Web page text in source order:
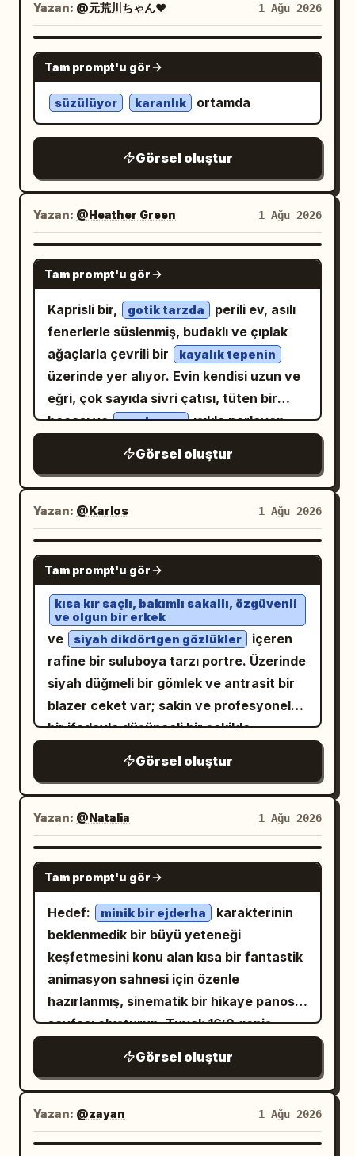
Yazan: @元荒川ちゃん❤ 1 Ağu 2026
NANO BANANA PRO
Tam prompt'u gör
süzülüyor karanlık ortamda
Görsel oluştur
Yazan: @Heather Green 1 Ağu 2026
NANO BANANA PRO
Tam prompt'u gör
Kaprisli bir, gotik tarzda
perili ev, asılı
fenerlerle süslenmiş, budaklı ve çıplak
ağaçlarla çevrili bir
kayalık tepenin
üzerinde yer alıyor. Evin kendisi uzun ve
eğri, çok sayıda sivri çatısı, tüten bir
bacası ve sıcak, sarı ışıkla parlayan
merdiven, basamakları büyük ve yaşlı bir
ağacın açıkta kalan kökleriyle kısmen
gizlenmiş bir şekilde, tepeden girişe
doğru kıvrılarak çıkıyor.
Görsel oluştur
Yazan: @Karlos 1 Ağu 2026
GPT IMAGE 2
Tam prompt'u gör
kısa kır saçlı, bakımlı sakallı, özgüvenli
ve olgun bir erkek
ve siyah dikdörtgen gözlükler
içeren
rafine bir suluboya tarzı portre. Üzerinde
siyah düğmeli bir gömlek ve antrasit bir
blazer ceket var; sakin ve profesyonel
bir ifadeyle düşünceli bir şekilde
kırık beyaz bir arka plan üzerinde sıcak
bej, gri ve sepya tonlarındaki zarif
suluboya sıçramalarıyla harmanlanmış
gerçekçi yüz detaylarına sahip olup
sofistike ve modern bir editoryal estetik
yaratıyor. Yüz hatları, ifade uyumu ve
gözlükler için yüklenen referans
görselleri kullanın. En boy oranı 10:21.
Görsel oluştur
Yazan: @Natalia 1 Ağu 2026
GPT IMAGE 2
Tam prompt'u gör
Hedef: minik bir ejderha
karakterinin
beklenmedik bir büyü yeteneği
keşfetmesini konu alan kısa bir fantastik
animasyon sahnesi için özenle
hazırlanmış, sinematik bir hikaye panosu
sayfası oluşturun. Tuval: 16:9 geniş
ızgara düzeninde yerleştirilmiş sekiz
panel. Her panelin üst kısmında canlı bir
görsel alanı, altında ise siyah bir altyazı
şeridi bulunur. Paneller arasında ince
Görsel oluştur
Yazan: @zayan 1 Ağu 2026